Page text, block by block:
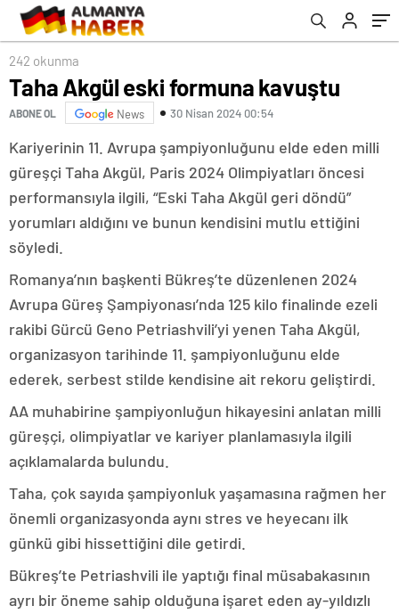
242 okunma
Taha Akgül eski formuna kavuştu
ABONE OL News 30 Nisan 2024 00:54
Kariyerinin 11. Avrupa şampiyonluğunu elde eden milli
güreşçi Taha Akgül, Paris 2024 Olimpiyatları öncesi
performansıyla ilgili, “Eski Taha Akgül geri döndü”
yorumları aldığını ve bunun kendisini mutlu ettiğini
söyledi.
Romanya’nın başkenti Bükreş’te düzenlenen 2024
Avrupa Güreş Şampiyonası’nda 125 kilo finalinde ezeli
rakibi Gürcü Geno Petriashvili’yi yenen Taha Akgül,
organizasyon tarihinde 11. şampiyonluğunu elde
ederek, serbest stilde kendisine ait rekoru geliştirdi.
AA muhabirine şampiyonluğun hikayesini anlatan milli
güreşçi, olimpiyatlar ve kariyer planlamasıyla ilgili
açıklamalarda bulundu.
Taha, çok sayıda şampiyonluk yaşamasına rağmen her
önemli organizasyonda aynı stres ve heyecanı ilk
günkü gibi hissettiğini dile getirdi.
Bükreş’te Petriashvili ile yaptığı final müsabakasının
ayrı bir öneme sahip olduğuna işaret eden ay-yıldızlı